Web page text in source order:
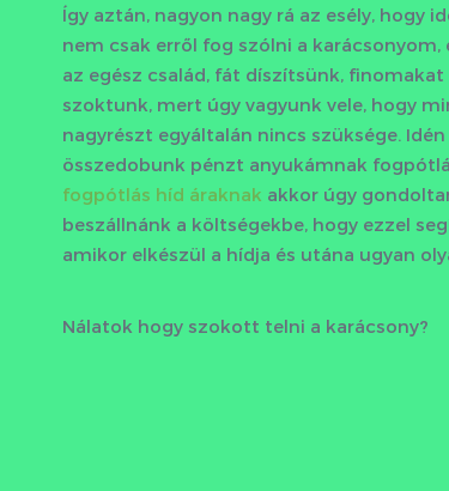
Így aztán, nagyon nagy rá az esély, hogy
nem csak erről fog szólni a
az egész család, fát díszítsünk,
szoktunk, mert úgy vagyunk vele, hogy
nagyrészt egyáltalán nincs szüksége.
összedobunk pénzt anyukámnak
fogpótlás híd áraknak akkor úgy
beszállnánk a költségekbe, hogy ezzel
amikor elkészül a hídja és utána ugyan
Nálatok hogy szokott telni a karácsony?